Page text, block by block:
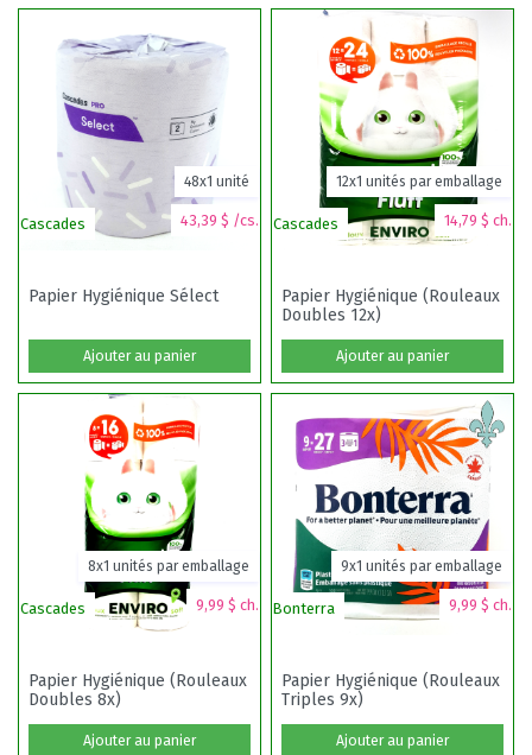
Cascades 43,39 $ /cs.
48x1 unité
Papier Hygiénique Sélect
Ajouter au panier
Cascades 14,79 $ ch.
12x1 unités par emballage
Papier Hygiénique (Rouleaux
Doubles 12x)
Ajouter au panier
Cascades 9,99 $ ch.
8x1 unités par emballage
Papier Hygiénique (Rouleaux
Doubles 8x)
Ajouter au panier
Bonterra 9,99 $ ch.
9x1 unités par emballage
Papier Hygiénique (Rouleaux
Triples 9x)
Ajouter au panier